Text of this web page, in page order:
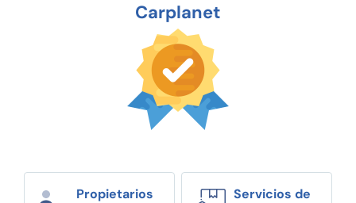
Carplanet
Propietarios
Servicios de